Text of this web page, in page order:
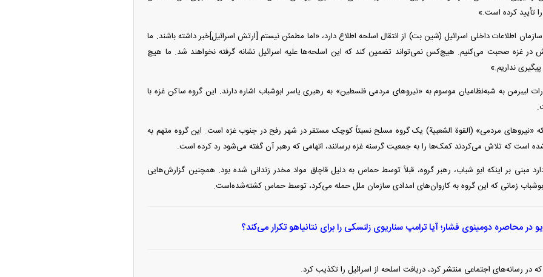
کرده است.»
اطلاعات داخلی اسرائیل (شین بت) از انتقال اسلحه اطلاع دارد، «اما مطمئن نیستم [ارتش اسرائیل]خبر داشته باشند. ما
در غزه صحبت می‌کنیم. هیچ‌کس نمی‌تواند تضمین کند که این اسلحه‌ها علیه اسرائیل نشانه گرفته نخواهند شد. ما هیچ
نداریم.»
لیبرمن به شبه‌نظامیان موسوم به «نیرو‌های مردمی فلسطین» به رهبری یاسر ابوشباب اشاره دارند. این گروه ساکن غزه با
«نیرو‌های مردمی» (القوة الشعبیة) یک گروه مسلح نسبتاً کوچک مستقر در شهر رفح در جنوب غزه است. این گروه متهم به
است که تلاش می‌کردند کمک‌ها را به جمعیت گرسنه غزه برسانند، اتهامی که رهبر آن گفته می‌شود رد کرده است.
مبنی بر اینکه ابو شباب، رهبر گروه، قبلاً توسط حماس به دلیل قاچاق مواد مخدر زندانی شده بود. همچنین گزارش‌هایی
ابوشباب زمانی که این گروه به کاروان‌های امدادی سازمان ملل حمله می‌کرد، توسط حماس کشته‌شده‌است.
در محاصره دومینوی فشار؛ آیا ترامپ سناریوی زلنسکی را برای نتانیاهو تکرار می‌کند؟
که در رسانه‌های اجتماعی منتشر کرد، دریافت اسلحه از اسرائیل را تکذیب کرد.